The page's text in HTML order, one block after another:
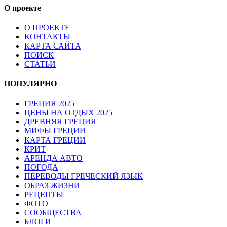
О проекте
О ПРОЕКТЕ
КОНТАКТЫ
КАРТА САЙТА
ПОИСК
СТАТЬИ
ПОПУЛЯРНО
ГРЕЦИЯ 2025
ЦЕНЫ НА ОТДЫХ 2025
ДРЕВНЯЯ ГРЕЦИЯ
МИФЫ ГРЕЦИИ
КАРТА ГРЕЦИИ
КРИТ
АРЕНДА АВТО
ПОГОДА
ПЕРЕВОДЫ ГРЕЧЕСКИЙ ЯЗЫК
ОБРАЗ ЖИЗНИ
РЕЦЕПТЫ
ФОТО
СООБЩЕСТВА
БЛОГИ